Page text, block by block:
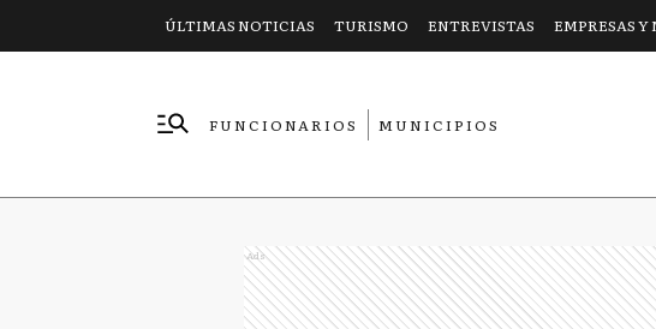
ÚLTIMAS NOTICIAS TURISMO ENTREVISTAS EMPRESAS Y
FUNCIONARIOS
MUNICIPIOS
Ads